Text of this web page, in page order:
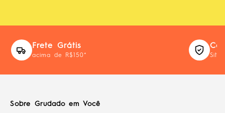
Frete Grátis
acima de R$150* Site
Sobre Grudado em Você